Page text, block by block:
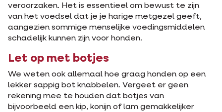
veroorzaken. Het is essentieel om bewust te zijn
van het voedsel dat je je harige metgezel geeft,
aangezien sommige menselijke voedingsmiddelen
schadelijk kunnen zijn voor honden.
Let op met botjes
We weten ook allemaal hoe graag honden op een
lekker sappig bot knabbelen. Vergeet er geen
rekening mee te houden dat botjes van
bijvoorbeeld een kip, konijn of lam gemakkelijker